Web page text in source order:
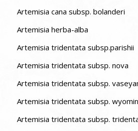
Artemisia cana subsp. bolanderi
Artemisia herba-alba
Artemisia tridentata subsp.parishii
Artemisia tridentata subsp. nova
Artemisia tridentata subsp.
Artemisia tridentata subsp.
Artemisia tridentata